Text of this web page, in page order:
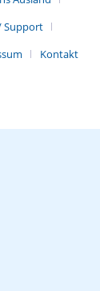
Support
Kontakt